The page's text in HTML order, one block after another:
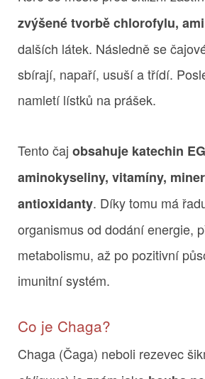
zvýšené tvorbě chlorofylu,
dalších látek. Následně se
sbírají, napaří, usuší a třídí.
namletí lístků na prášek.
Tento čaj obsahuje katechin
aminokyseliny, vitamíny,
antioxidanty. Díky tomu má
organismus od dodání energie,
metabolismu, až po pozitivní
imunitní systém.
Co je Chaga?
Chaga (Čaga) neboli rezevec